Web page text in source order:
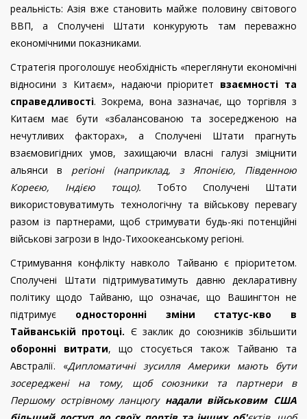
реальність: Азія вже становить майже половину світового
ВВП, а Сполучені Штати конкурують там переважно
економічними показниками.
Стратегія проголошує необхідність «переглянути економічні
відносини з Китаєм», надаючи пріоритет взаємності та
справедливості. Зокрема, вона зазначає, що торгівля з
Китаєм має бути «збалансованою та зосередженою на
нечутливих факторах», а Сполучені Штати прагнуть
взаємовигідних умов, захищаючи власні галузі зміцнити
альянси в регіоні (наприклад, з Японією, Південною
Кореєю, Індією тощо). Тобто Сполучені Штати
використовуватимуть технологічну та військову перевагу
разом із партнерами, щоб стримувати будь-які потенційні
військові загрози в Індо-Тихоокеанському регіоні.
Стримування конфлікту навколо Тайваню є пріоритетом.
Сполучені Штати підтримуватимуть давню декларативну
політику щодо Тайваню, що означає, що Вашингтон не
підтримує односторонні зміни статус-кво в
Тайванській протоці. Є заклик до союзників збільшити
оборонні витрати, що стосується також Тайваню та
Австралії. «Дипломатичні зусилля Америки мають бути
зосереджені на тому, щоб союзники та партнери в
Першому острівному ланцюгу надали військовим США